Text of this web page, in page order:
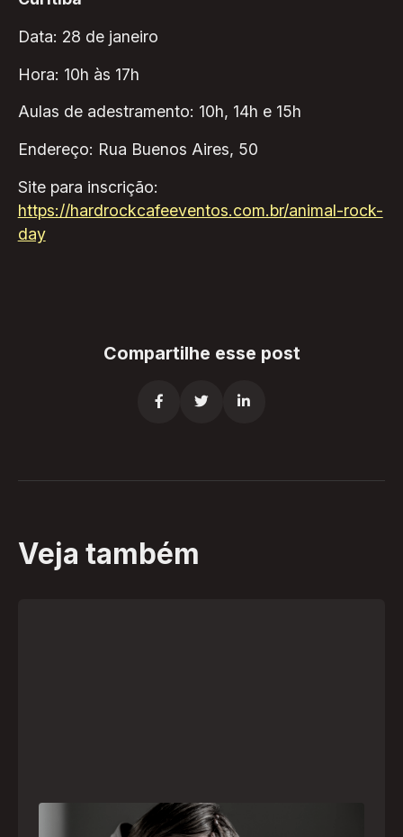
Data: 28 de janeiro
Hora: 10h às 17h
Aulas de adestramento: 10h, 14h e 15h
Endereço: Rua Buenos Aires, 50
Site para inscrição:
https://hardrockcafeeventos.com.br/animal-rock-
day
Compartilhe esse post
  
Veja também
Crise psiquiátrica é urgência médica: saiba